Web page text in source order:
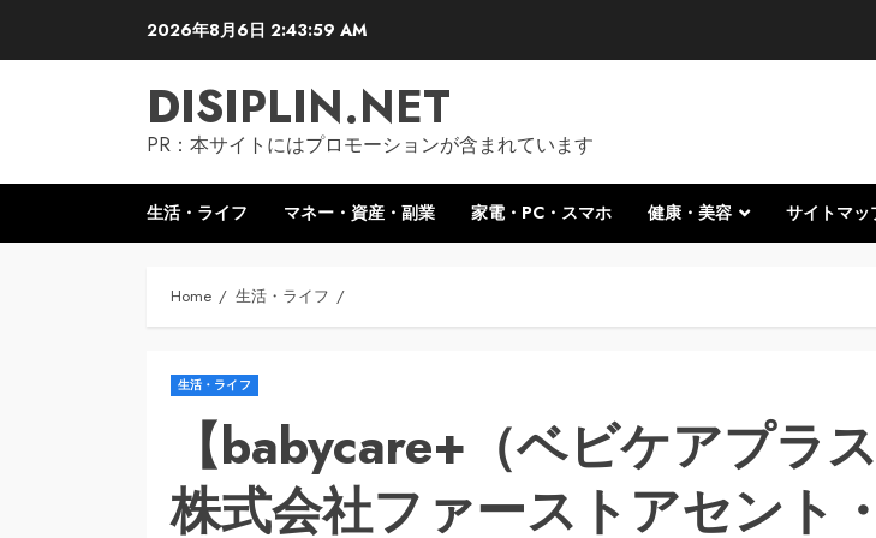
2026年8月6日 2:44:00 AM
DISIPLIN.NET
PR：本サイトにはプロモーションが含まれています
生活・ライフ マネー・資産・副業 家電・PC・スマホ 健康・美容 サイトマッ
Home 生活・ライフ
生活・ライフ
【babycare+（ベビケアプラス
株式会社ファーストアセント